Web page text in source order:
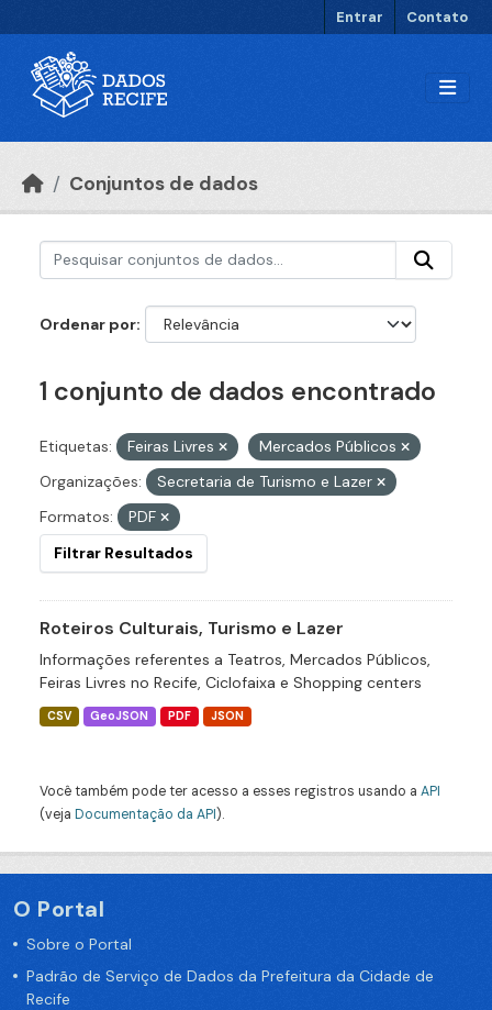
Entrar Contato
Conjuntos de dados
Ordenar por
1 conjunto de dados encontrado
Etiquetas: Feiras Livres
Mercados Públicos
Organizações:
Secretaria de Turismo e Lazer
Formatos:
PDF
Filtrar Resultados
Roteiros Culturais, Turismo e Lazer
Informações referentes a Teatros, Mercados Públicos,
Feiras Livres no Recife, Ciclofaixa e Shopping centers
CSV GeoJSON PDF JSON
Você também pode ter acesso a esses registros usando a API
(veja Documentação da API).
O Portal
Sobre o Portal
Padrão de Serviço de Dados da Prefeitura da Cidade de
Recife